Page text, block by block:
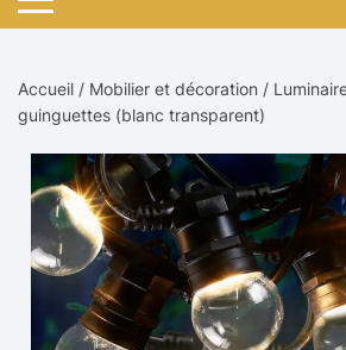
Accueil / Mobilier et décoration /
guinguettes (blanc transparent)